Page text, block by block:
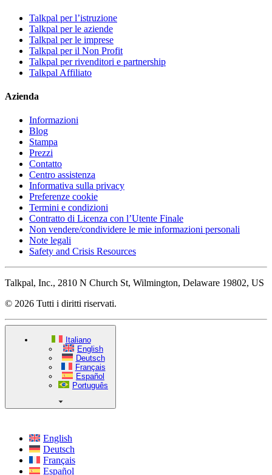
Talkpal per l’istruzione
Talkpal per le aziende
Talkpal per le imprese
Talkpal per il Non Profit
Talkpal per rivenditori e partnership
Talkpal Affiliato
Azienda
Informazioni
Blog
Stampa
Prezzi
Contatto
Centro assistenza
Informativa sulla privacy
Preferenze cookie
Termini e condizioni
Contratto di Licenza con l’Utente Finale
Non vendere/condividere le mie informazioni personali
Note legali
Safety and Crisis Resources
Talkpal, Inc., 2810 N Church St, Wilmington, Delaware 19802, US
© 2026 Tutti i diritti riservati.
Italiano
English
Deutsch
Français
Español
Português
English
Deutsch
Français
Español